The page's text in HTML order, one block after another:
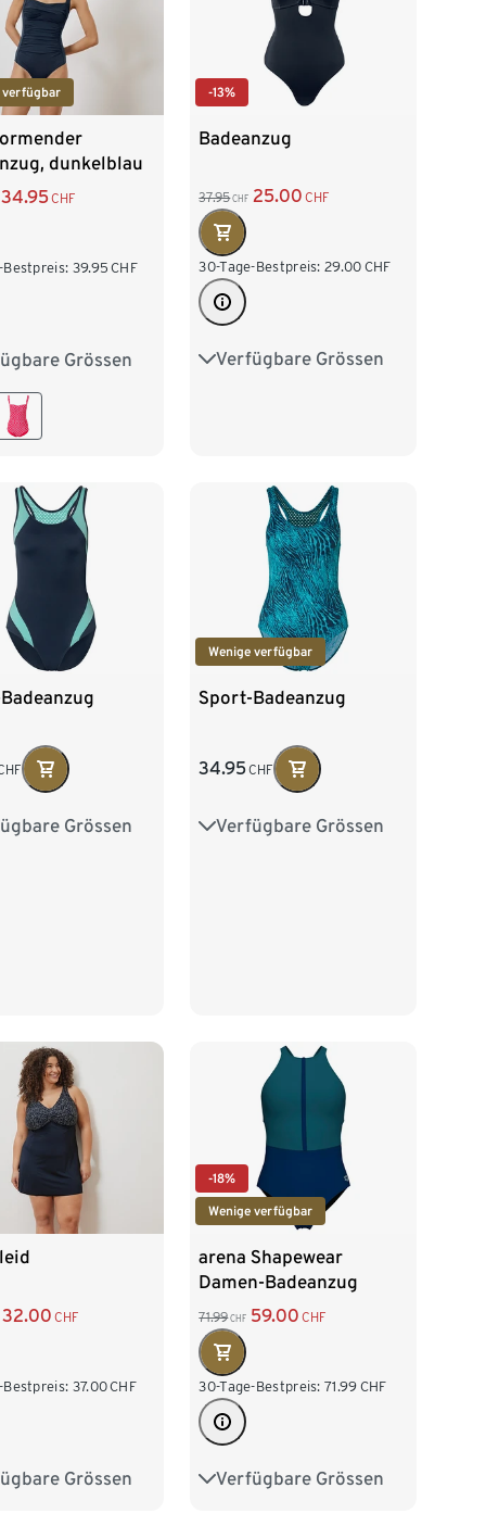
verfügbar
dunkelblau
34.95CHF
Bestpreis: 39.95 CHF
Grössen
40 42 44
48
-13%
Badeanzug
37.95 CHF 25.00 CHF
30-Tage-Bestpreis: 29.00 CHF
Verfügbare Grössen
36 38 40 42
Grössen
38 40 42
Wenige verfügbar
Sport-Badeanzug
34.95CHF
Verfügbare Grössen
36 38 40 42
32.00 CHF
Bestpreis: 37.00CHF
Grössen
48 50 52
-18%
Wenige verfügbar
arena Shapewear
Damen-Badeanzug
Silvia B-Cup Cross Back
71.99 CHF 59.00 CHF
30-Tage-Bestpreis: 71.99 CHF
Verfügbare Grössen
40 42 44 46